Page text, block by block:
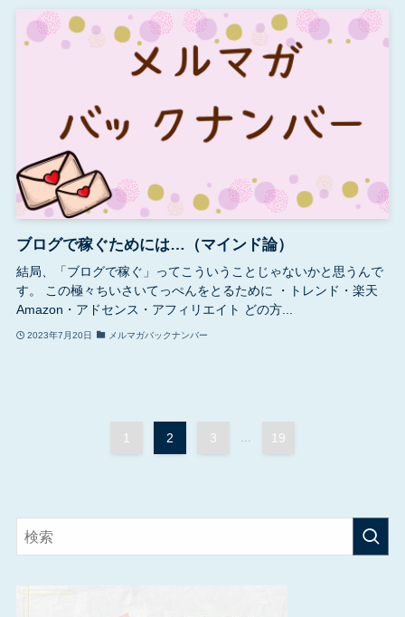
ブログで稼ぐためには…（マインド論）
結局、「ブログで稼ぐ」ってこういうことじゃないかと思うんで
す。 この極々ちいさいてっぺんをとるために ・トレンド・楽天
Amazon・アドセンス・アフィリエイト どの方...
2023年7月20日 メルマガバックナンバー
1 2 3 19